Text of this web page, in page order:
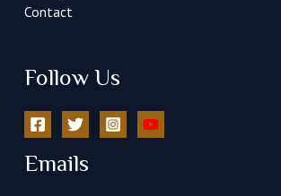
Contact
Follow Us
Emails